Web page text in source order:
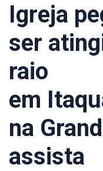
Igreja
ser
raio
em
na
assista